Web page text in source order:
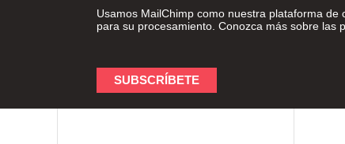
Usamos MailChimp como nuestra plataforma
para su procesamiento. Conozca más sobre las